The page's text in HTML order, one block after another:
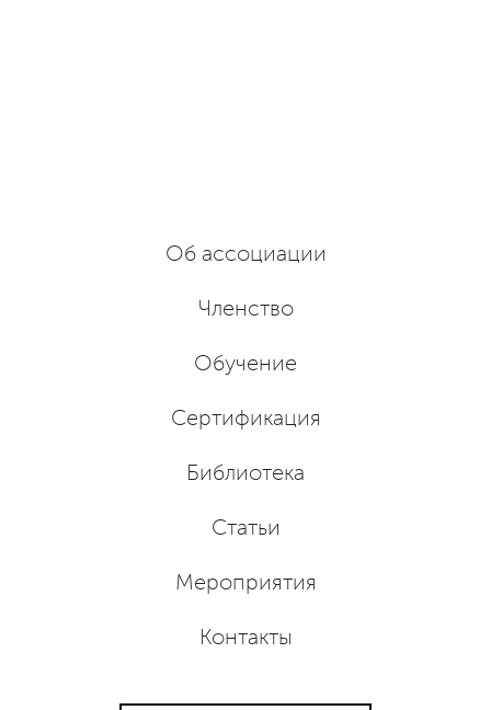
Об ассоциации
Членство
Обучение
Сертификация
Библиотека
Статьи
Мероприятия
Контакты